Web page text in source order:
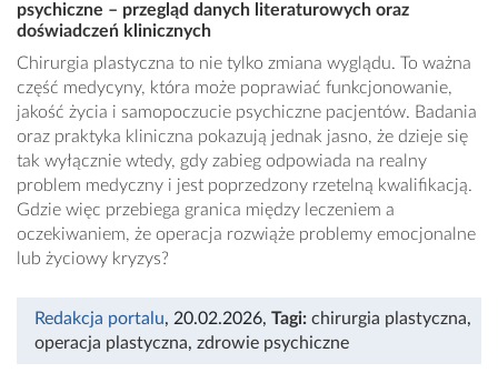
psychiczne – przegląd danych literaturowych oraz
doświadczeń klinicznych
Chirurgia plastyczna to nie tylko zmiana wyglądu. To ważna
część medycyny, która może poprawiać funkcjonowanie,
jakość życia i samopoczucie psychiczne pacjentów. Badania
oraz praktyka kliniczna pokazują jednak jasno, że dzieje się
tak wyłącznie wtedy, gdy zabieg odpowiada na realny
problem medyczny i jest poprzedzony rzetelną kwalifikacją.
Gdzie więc przebiega granica między leczeniem a
oczekiwaniem, że operacja rozwiąże problemy emocjonalne
lub życiowy kryzys?
Redakcja portalu, 20.02.2026, Tagi: chirurgia plastyczna,
operacja plastyczna, zdrowie psychiczne